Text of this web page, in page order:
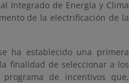
Integrado de Energía y Clima
de la electrificación de la
ha establecido una primera
finalidad de seleccionar a los
de incentivos que,